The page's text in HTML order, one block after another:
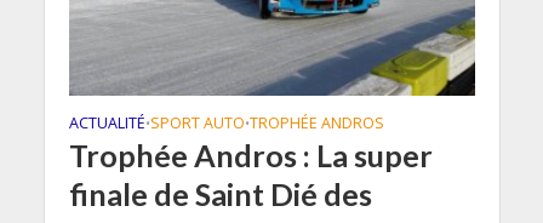
ACTUALITÉ•SPORT AUTO•TROPHÉE ANDROS
Trophée Andros : La super
finale de Saint Dié des